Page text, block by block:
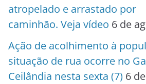
atropelado e arrastado por
caminhão. Veja vídeo 6 de
Ação de acolhimento à
situação de rua ocorre no
Ceilândia nesta sexta (7) 6